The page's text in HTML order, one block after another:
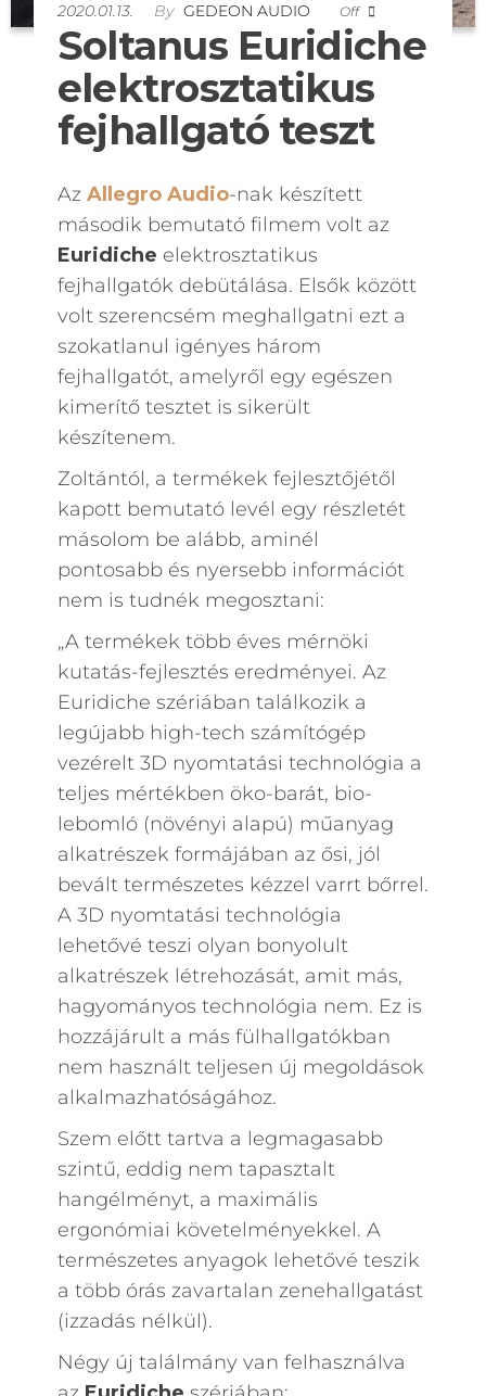
2020.01.13. By GEDEON AUDIO Off
Soltanus Euridiche
elektrosztatikus
fejhallgató teszt
Az Allegro Audio-nak készített
második bemutató filmem volt az
Euridiche elektrosztatikus
fejhallgatók debütálása. Elsők között
volt szerencsém meghallgatni ezt a
szokatlanul igényes három
fejhallgatót, amelyről egy egészen
kimerítő tesztet is sikerült
készítenem.
Zoltántól, a termékek fejlesztőjétől
kapott bemutató levél egy részletét
másolom be alább, aminél
pontosabb és nyersebb információt
nem is tudnék megosztani:
„A termékek több éves mérnöki
kutatás-fejlesztés eredményei. Az
Euridiche szériában találkozik a
legújabb high-tech számítógép
vezérelt 3D nyomtatási technológia a
teljes mértékben öko-barát, bio-
lebomló (növényi alapú) műanyag
alkatrészek formájában az ősi, jól
bevált természetes kézzel varrt bőrrel.
A 3D nyomtatási technológia
lehetővé teszi olyan bonyolult
alkatrészek létrehozását, amit más,
hagyományos technológia nem. Ez is
hozzájárult a más fülhallgatókban
nem használt teljesen új megoldások
alkalmazhatóságához.
Szem előtt tartva a legmagasabb
szintű, eddig nem tapasztalt
hangélményt, a maximális
ergonómiai követelményekkel. A
természetes anyagok lehetővé teszik
a több órás zavartalan zenehallgatást
(izzadás nélkül).
Négy új találmány van felhasználva